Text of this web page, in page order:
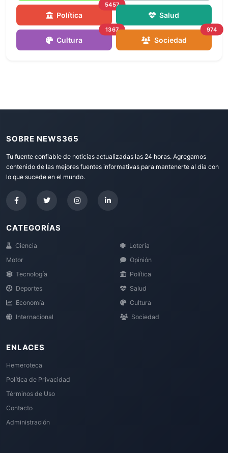
Política
5457
Salud
Cultura
1367
Sociedad
974
SOBRE NEWS365
Tu fuente confiable de noticias actualizadas las 24 horas. Agregamos
contenido de las mejores fuentes informativas para mantenerte al día con
lo que sucede en el mundo.
CATEGORÍAS
Ciencia
Motor
Tecnología
Deportes
Economía
Internacional
Loteria
Opinión
Política
Salud
Cultura
Sociedad
ENLACES
Hemeroteca
Política de Privacidad
Términos de Uso
Contacto
Administración